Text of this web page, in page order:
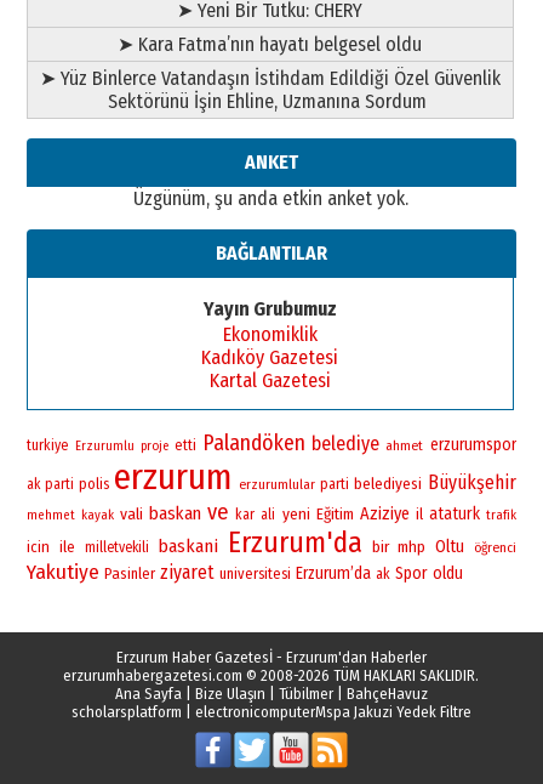
➤ Yeni Bir Tutku: CHERY
➤ Kara Fatma’nın hayatı belgesel oldu
➤ Yüz Binlerce Vatandaşın İstihdam Edildiği Özel Güvenlik
Sektörünü İşin Ehline, Uzmanına Sordum
ANKET
Üzgünüm, şu anda etkin anket yok.
BAĞLANTILAR
Yayın Grubumuz
Ekonomiklik
Kadıköy Gazetesi
Kartal Gazetesi
turkiye Erzurumlu proje etti Palandöken belediye ahmet erzurumspor
ak parti polis erzurum erzurumlular parti belediyesi Büyükşehir
mehmet kayak vali baskan ve kar ali yeni Eğitim Aziziye il ataturk trafik
icin ile milletvekili baskani Erzurum'da bir mhp Oltu öğrenci
Yakutiye Pasinler ziyaret universitesi Erzurum’da ak Spor oldu
Erzurum Haber Gazetesİ - Erzurum'dan Haberler
erzurumhabergazetesi.com © 2008-2026 TÜM HAKLARI SAKLIDIR.
Ana Sayfa| Bize Ulaşın Tübilmer| BahçeHavuz
scholarsplatform
electronicomputerMspa Jakuzi Yedek Filtre